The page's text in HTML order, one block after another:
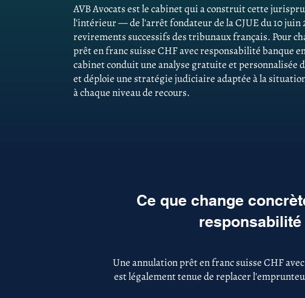
AVB Avocats est le cabinet qui a construit cette
l'intérieur — de l'arrêt fondateur de la CJUE du 10 juin
revirements successifs des tribunaux français. Pour
prêt en franc suisse CHF avec responsabilité banque
cabinet conduit une analyse gratuite et personnalisée
et déploie une stratégie judiciaire adaptée à la
à chaque niveau de recours.
Ce que change
responsabilité
Une annulation prêt en franc suisse CHF
est légalement tenue de replacer